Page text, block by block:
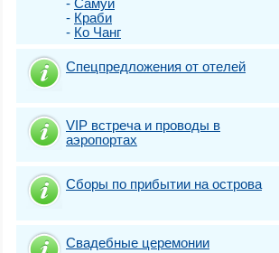
- Краби
- Ко Чанг
Спецпредложения от отелей
VIP встреча и проводы в
аэропортах
Сборы по прибытии на острова
Свадебные церемонии